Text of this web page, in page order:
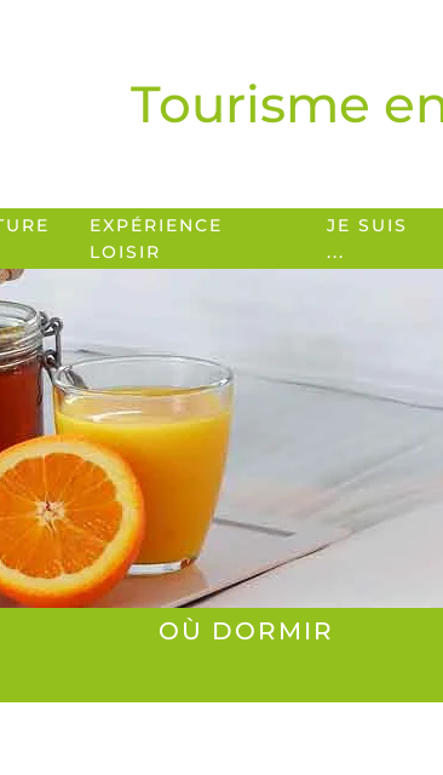
Tourisme
EXPÉRIENCE
LOISIR
JE SUIS
...
OÙ DORMIR